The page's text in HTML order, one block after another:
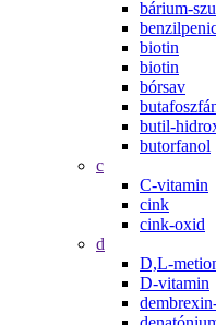
bárium-
biotin
biotin
bórsav
butil-
butorfanol
c
C-vitamin
cink
cink-oxid
d
D,L-
D-vitamin